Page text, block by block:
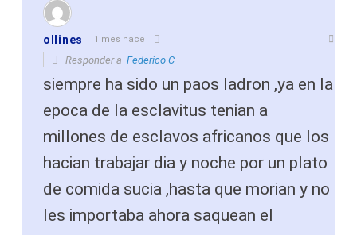
ollines 1 mes hace
Responder a Federico C
siempre ha sido un paos ladron ,ya en la
epoca de la esclavitus tenian a
millones de esclavos africanos que los
hacian trabajar dia y noche por un plato
de comida sucia ,hasta que morian y no
les importaba ahora saquean el